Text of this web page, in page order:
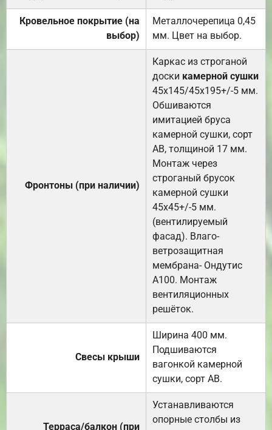
Кровельное покрытие (на
выбор)
Металлочерепица 0,45
мм. Цвет на выбор.
Фронтоны (при наличии)
Каркас из строганой
доски камерной сушки
45х145/45х195+/-5 мм.
Обшиваются
имитацией бруса
камерной сушки, сорт
АВ, толщиной 17 мм.
Монтаж через
строганый брусок
камерной сушки
45х45+/-5 мм.
(вентилируемый
фасад). Влаго-
ветрозащитная
мембрана- Ондутис
А100. Монтаж
вентиляционных
решёток.
Свесы крыши
Ширина 400 мм.
Подшиваются
вагонкой камерной
сушки, сорт АВ.
Терраса/балкон (при
Устанавливаются
опорные столбы из